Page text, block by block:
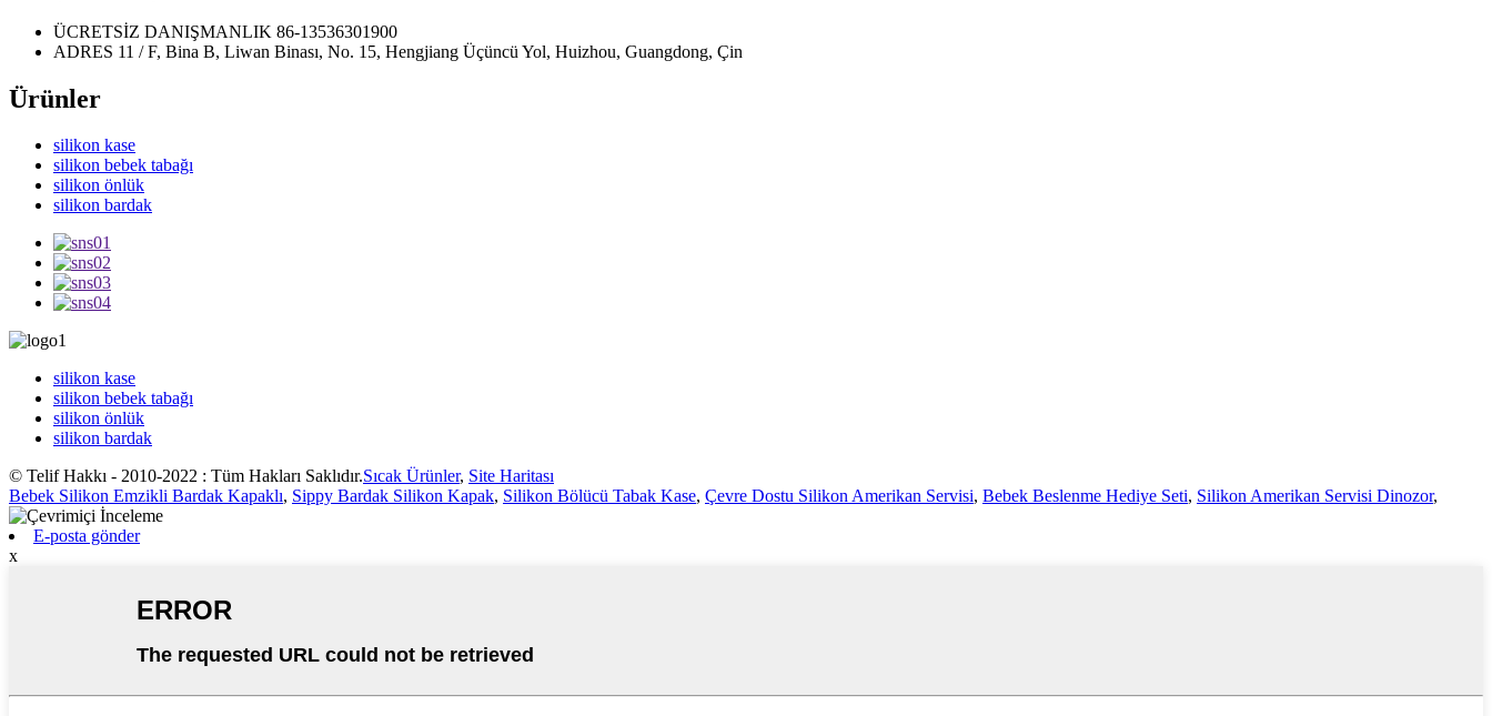
ÜCRETSİZ DANIŞMANLIK 86-13536301900
ADRES 11 / F, Bina B, Liwan Binası, No. 15, Hengjiang Üçüncü Yol, Huizhou, Guangdong, Çin
Ürünler
silikon kase
silikon bebek tabağı
silikon önlük
silikon bardak
silikon kase
silikon bebek tabağı
silikon önlük
silikon bardak
© Telif Hakkı - 2010-2022 : Tüm Hakları Saklıdır.Sıcak Ürünler, Site Haritası
Bebek Silikon Emzikli Bardak Kapaklı, Sippy Bardak Silikon Kapak, Silikon Bölücü Tabak Kase, Çevre Dostu Silikon Amerikan Servisi, Bebek Beslenme Hediye Seti, Silikon Amerikan Servisi Dinozor,
E-posta gönder
x